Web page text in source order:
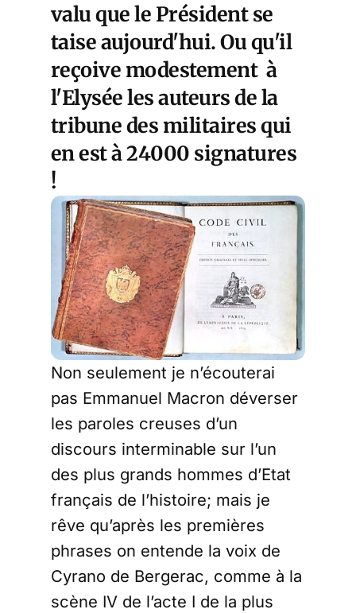
valu que le Président se
taise aujourd'hui. Ou qu'il
reçoive modestement à
l'Elysée les auteurs de la
tribune des militaires qui
en est à 24000 signatures
!
Non seulement je n’écouterai
pas Emmanuel Macron déverser
les paroles creuses d’un
discours interminable sur l’un
des plus grands hommes d’Etat
français de l’histoire; mais je
rêve qu’après les premières
phrases on entende la voix de
Cyrano de Bergerac, comme à la
scène IV de l’acte I de la plus